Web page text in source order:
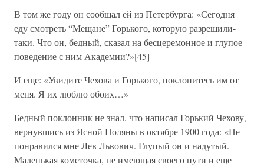
В том же году он сообщал ей из Петербурга: «Сегодня
еду смотреть “Мещане” Горького, которую разрешили-
таки. Что он, бедный, сказал на бесцеремонное и глупое
поведение с ним Академии?»[45]
И еще: «Увидите Чехова и Горького, поклонитесь им от
меня. Я их люблю обоих…»
Бедный поклонник не знал, что написал Горький Чехову,
вернувшись из Ясной Поляны в октябре 1900 года: «Не
понравился мне Лев Львович. Глупый он и надутый.
Маленькая кометочка, не имеющая своего пути и еще